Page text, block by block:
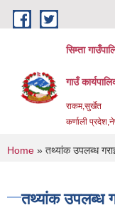
Skip to main content
सिम्ता
गाउँ
राकम,सुर्खेत
कर्णाली
You are
Home » तथ्यांक उपलब्ध
तथ्यांक उपलब्ध